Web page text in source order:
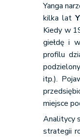
Yanga
kilka lat
Kiedy w
giełdę i
profilu
itp.).
miejsce
Analitycy
strategii